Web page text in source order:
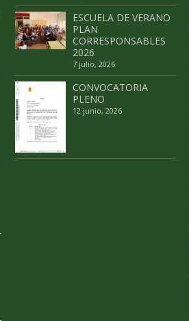
ESCUELA DE VERANO
PLAN
CORRESPONSABLES
2026
7 julio, 2026
CONVOCATORIA
PLENO
12 junio, 2026